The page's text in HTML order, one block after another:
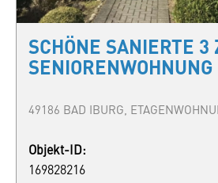
SCHÖNE SANIERTE 3
SENIORENWOHNUNG
49186 BAD IBURG,
Objekt-ID:
169828216